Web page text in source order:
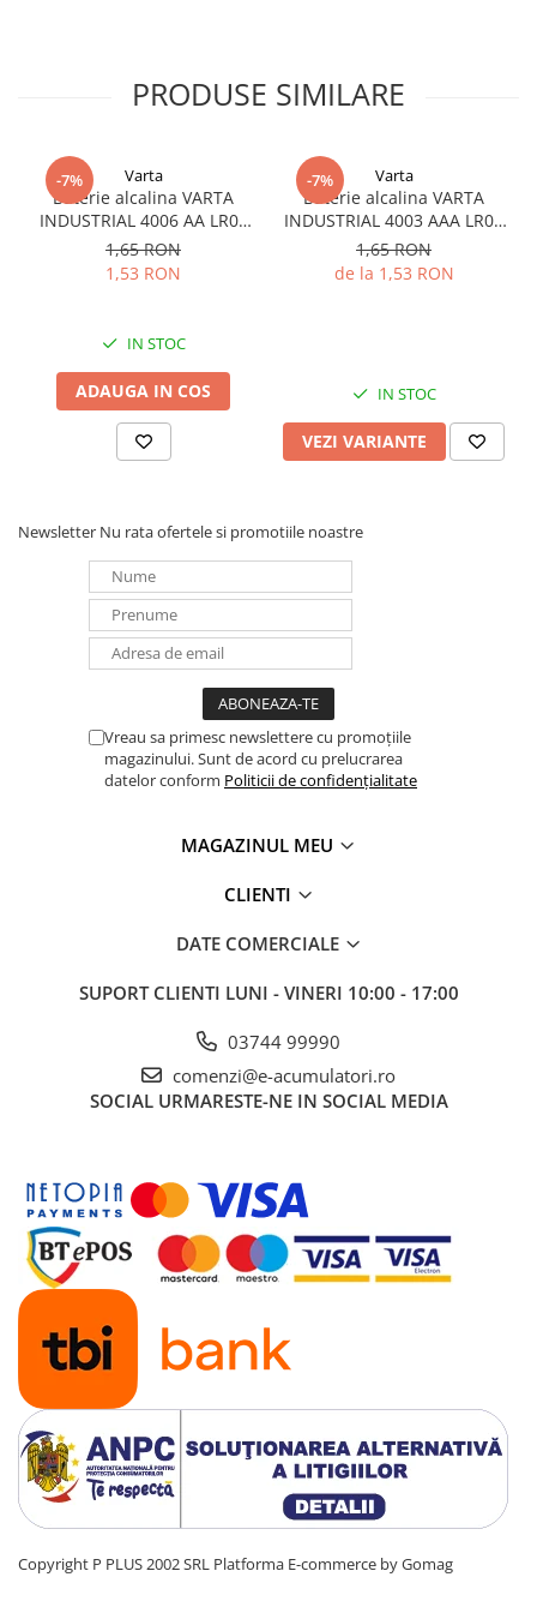
Statii energie portabile
Electrice
Intrerupatoare si prize
Dulapuri pentru cablare
Lumina (Becuri si Lanterne)
Laptop & PC accesorii, baterii,
cabluri USB, prelungitoare USB
Cablu de date si Adaptoare
Lichidare de stoc
Acumulatori
Invertoare
Statii de incarcare EV
PRODUSE SIMILARE
-7% Varta
Baterie alcalina VARTA
INDUSTRIAL 4006 AA LR06
1.5V bulk
1,65 RON
1,53 RON
IN STOC
ADAUGA IN COS
-7% Varta
Baterie alcalina VARTA
INDUSTRIAL 4003 AAA LR03
1.5V
1,65 RON
de la 1,53 RON
IN STOC
VEZI VARIANTE
Newsletter Nu rata ofertele si promotiile noastre
Vreau sa primesc newslettere cu promoțiile
magazinului. Sunt de acord cu prelucrarea
datelor conform Politicii de confidențialitate
MAGAZINUL MEU
CLIENTI
DATE COMERCIALE
SUPORT CLIENTI LUNI - VINERI 10:00 - 17:00
03744 99990
comenzi@e-acumulatori.ro
SOCIAL URMARESTE-NE IN SOCIAL MEDIA
Copyright P PLUS 2002 SRL Platforma E-commerce by Gomag